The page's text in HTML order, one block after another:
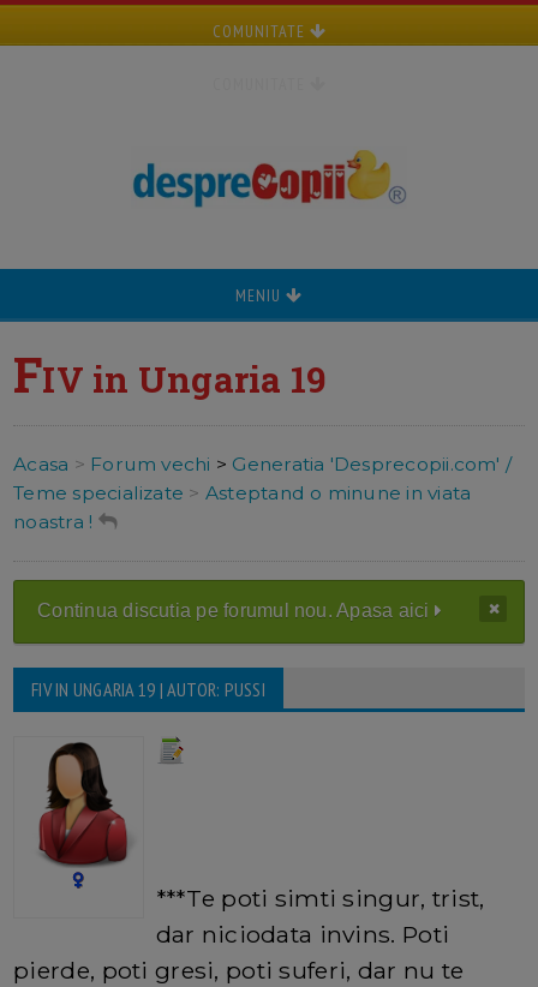
COMUNITATE
MENIU
FIV in Ungaria 19
Acasa > Forum vechi > Generatia 'Desprecopii.com' /
Teme specializate > Asteptand o minune in viata
noastra !
Continua discutia pe forumul nou. Apasa aici
FIV IN UNGARIA 19 | AUTOR: PUSSI
***Te poti simti singur, trist,
dar niciodata invins. Poti
pierde, poti gresi, poti suferi, dar nu te